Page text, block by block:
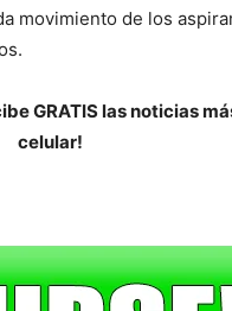
movimiento de los
GRATIS las noticias
celular!